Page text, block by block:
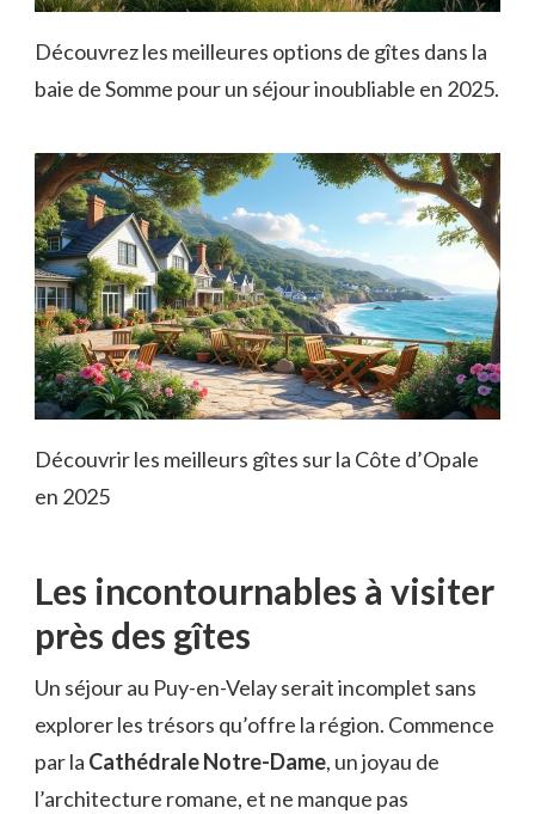
Découvrez les meilleures options de gîtes dans la
baie de Somme pour un séjour inoubliable en 2025.
Découvrir les meilleurs gîtes sur la Côte d’Opale
en 2025
Les incontournables à visiter
près des gîtes
Un séjour au Puy-en-Velay serait incomplet sans
explorer les trésors qu’offre la région. Commence
par la Cathédrale Notre-Dame, un joyau de
l’architecture romane, et ne manque pas